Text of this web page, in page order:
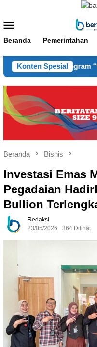
konten
Mobile
Beranda Pemerintahan
Konten Spesial
Program “PMJ
Beranda Bisnis
Investasi Emas
Pegadaian
Bullion
Redaksi
23/05/2026
364 Dilihat